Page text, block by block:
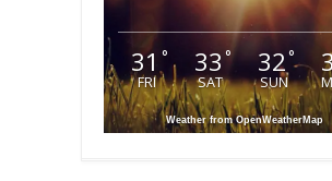
31 °
FRI
33°
SAT
32°
SUN
Weather from OpenWeatherMap